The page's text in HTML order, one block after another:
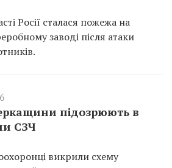
Росії сталася пожежа на
заводі після атаки
підозрюють в
СЗЧ
викрили схему